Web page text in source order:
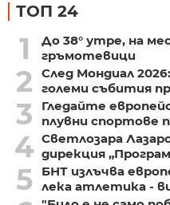
ТОП 24
1
До 38° утре, на
гръмотевици
2
След Мондиал
големи събития
3
Гледайте
плувни спортове
4 Светлозара
дирекция
5
БНТ излъчва
лека атлетика -